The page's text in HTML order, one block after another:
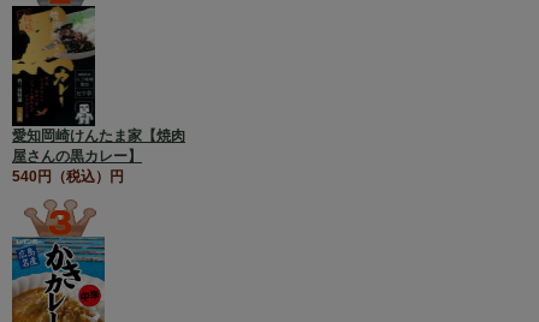
愛知岡崎けんたま家【焼肉
屋さんの黒カレー】
540円（税込）円